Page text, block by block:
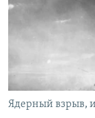
ПОБЕДИТЕЛЕЙ НЕ
ELIFBE
УКРАИНСКАЯ
ПРИСОЕДИНЯЙТЕСЬ!
Все сайты
Ядерный взрыв,